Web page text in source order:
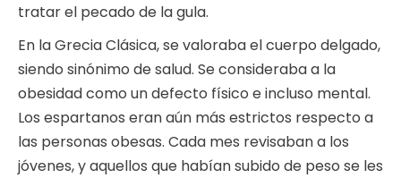
tratar el pecado de la gula.
En la Grecia Clásica, se valoraba el cuerpo delgado,
siendo sinónimo de salud. Se consideraba a la
obesidad como un defecto físico e incluso mental.
Los espartanos eran aún más estrictos respecto a
las personas obesas. Cada mes revisaban a los
jóvenes, y aquellos que habían subido de peso se les